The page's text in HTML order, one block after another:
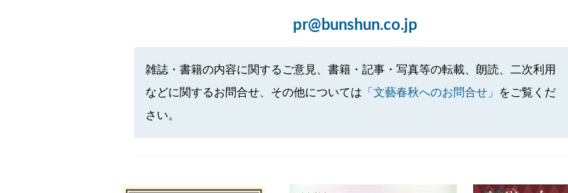
pr@bunshun.co.jp
雑誌・書籍の内容に関するご意見、書籍・記事・写真等の転載、朗読、二次利用
などに関するお問合せ、その他については 「文藝春秋へのお問合せ」
をご覧くだ
さい。